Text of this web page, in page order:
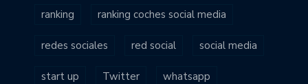
ranking ranking coches social media
redes sociales red social social media
start up Twitter whatsapp